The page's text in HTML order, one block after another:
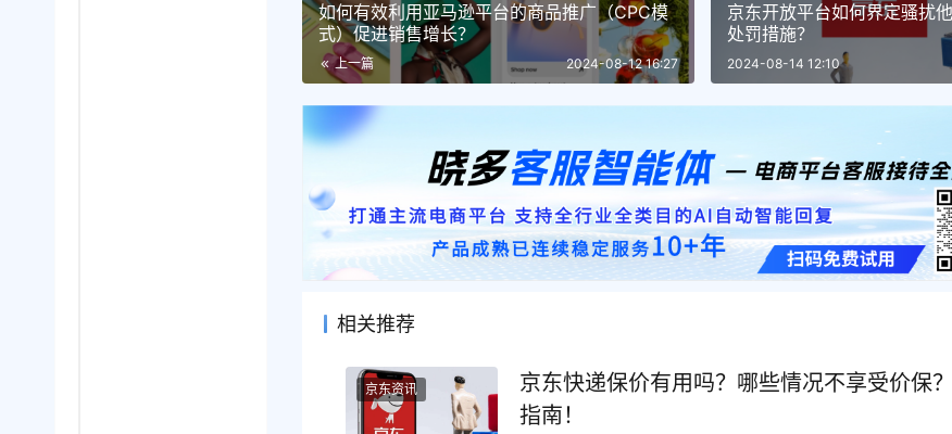
如何有效利用亚马逊平台的商品推广（CPC模
式）促进销售增长？
上一篇 2024-08-12 16:27
京东开放平台如何界定骚扰
处罚措施？
2024-08-14 12:10
相关推荐
京东资讯
京东快递保价有用吗？哪些情况不享受价保
指南！